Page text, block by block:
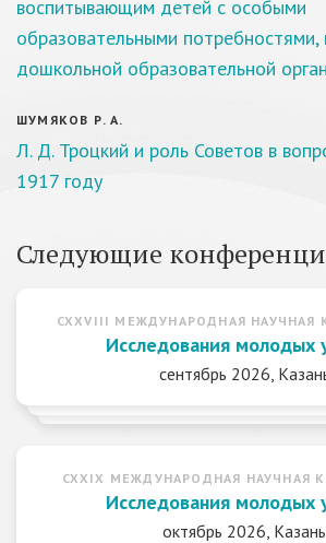
воспитывающим детей с особыми
образовательными потребностями,
дошкольной образовательной
ШУМЯКОВ Р. А.
Л. Д. Троцкий и роль Советов в
1917 году
Следующие
CXXVIII МЕЖДУНАРОДНАЯ НАУЧНАЯ
Исследования молодых
сентябрь 2026,
CXXIX МЕЖДУНАРОДНАЯ НАУЧНАЯ
Исследования молодых
октябрь 2026, Казань